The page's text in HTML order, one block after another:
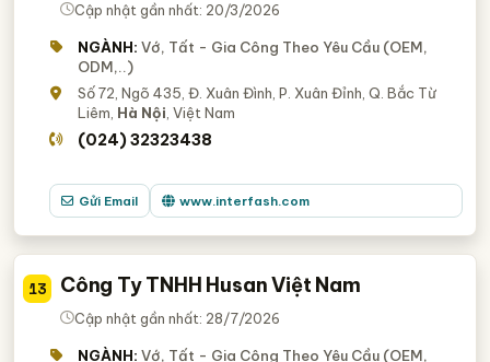
Cập nhật gần nhất: 20/3/2026
NGÀNH: Vớ, Tất - Gia Công Theo Yêu Cầu (OEM,
ODM,..)
Số 72, Ngõ 435, Đ. Xuân Đình, P. Xuân Đỉnh, Q. Bắc Từ
Liêm, Hà Nội , Việt Nam
(024) 32323438
Gửi Email www.interfash.com
13 Công Ty TNHH Husan Việt Nam
Cập nhật gần nhất: 28/7/2026
NGÀNH: Vớ, Tất - Gia Công Theo Yêu Cầu (OEM,